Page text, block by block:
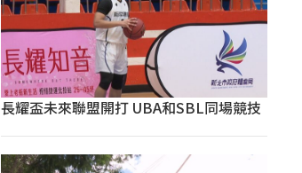
長耀盃未來聯盟開打 UBA和SBL同場競技